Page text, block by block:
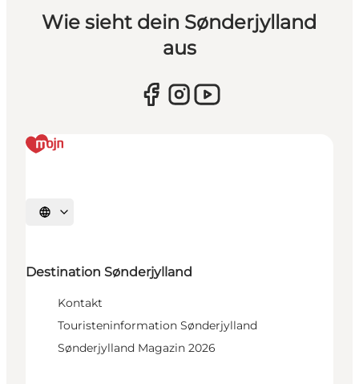
Wie sieht dein Sønderjylland
aus
Sprache auswählen
Destination Sønderjylland
Kontakt
Touristeninformation Sønderjylland
Sønderjylland Magazin 2026